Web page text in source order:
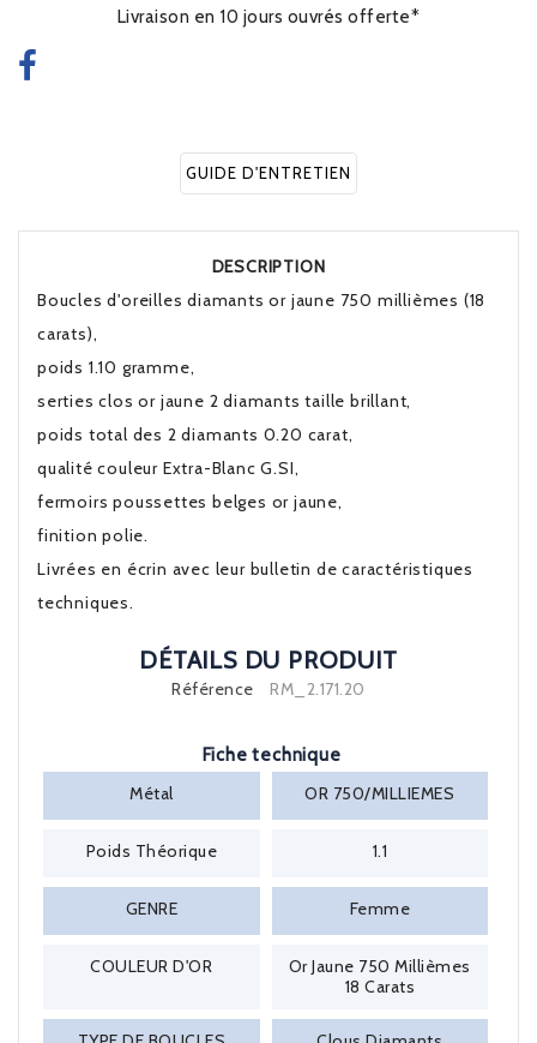
Livraison en 10 jours ouvrés offerte*
GUIDE D'ENTRETIEN
DESCRIPTION
Boucles d'oreilles diamants or jaune 750 millièmes (18
carats),
poids 1.10 gramme,
serties clos or jaune 2 diamants taille brillant,
poids total des 2 diamants 0.20 carat,
qualité couleur Extra-Blanc G.SI,
fermoirs poussettes belges or jaune,
finition polie.
Livrées en écrin avec leur bulletin de caractéristiques
techniques.
DÉTAILS DU PRODUIT
Référence RM_2.171.20
Fiche technique
Métal
OR 750/MILLIEMES
Poids Théorique 1.1
GENRE Femme
COULEUR D'OR
Or Jaune 750 Millièmes
18 Carats